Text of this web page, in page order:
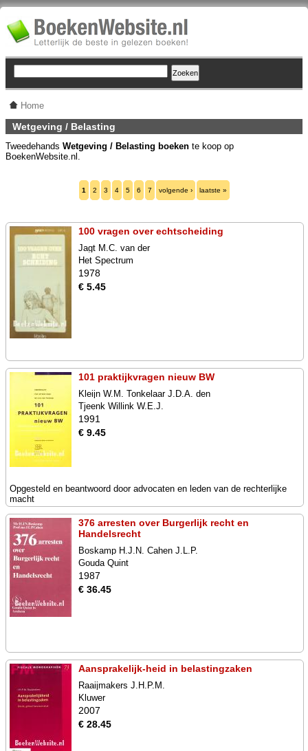
Home
Wetgeving / Belasting
Tweedehands Wetgeving / Belasting boeken te koop op
BoekenWebsite.nl.
1 2 3 4 5 6 7 volgende › laatste »
100 vragen over echtscheiding
Jagt M.C. van der
Het Spectrum
1978
€ 5.45
101 praktijkvragen nieuw BW
Kleijn W.M. Tonkelaar J.D.A. den
Tjeenk Willink W.E.J.
1991
€ 9.45
Opgesteld en beantwoord door advocaten en leden van de rechterlijke
macht
376 arresten over Burgerlijk recht en
Handelsrecht
Boskamp H.J.N. Cahen J.L.P.
Gouda Quint
1987
€ 36.45
Aansprakelijk-heid in belastingzaken
Raaijmakers J.H.P.M.
Kluwer
2007
€ 28.45